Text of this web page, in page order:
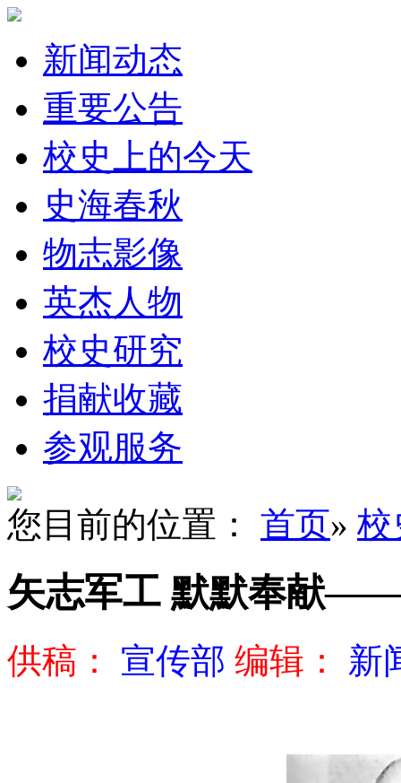
新闻动态
重要公告
校史上的今天
史海春秋
物志影像
英杰人物
校史研究
捐献收藏
参观服务
您目前的位置： 首页» 校
矢志军工 默默奉献
供稿： 宣传部 编辑： 新